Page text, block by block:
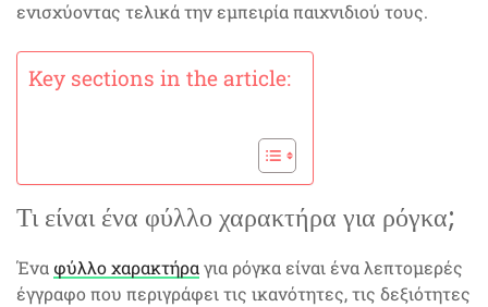
ενισχύοντας τελικά την εμπειρία παιχνιδιού τους.
Key sections in the article:
Τι είναι ένα φύλλο χαρακτήρα για ρόγκα;
Ένα φύλλο χαρακτήραγια ρόγκα είναι ένα λεπτομερές
έγγραφο που περιγράφει τις ικανότητες, τις δεξιότητες